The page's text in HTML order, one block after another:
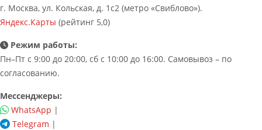
г. Москва, ул. Кольская, д. 1с2 (метро «Свиблово»).
Яндекс.Карты (рейтинг 5,0)
Режим работы:
Пн–Пт с 9:00 до 20:00, сб с 10:00 до 16:00. Самовывоз – по
согласованию.
Мессенджеры:
WhatsApp |
Telegram |